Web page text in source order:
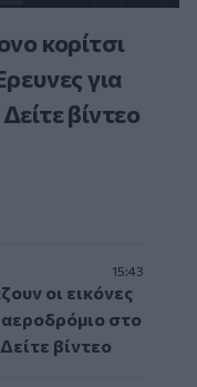
κορίτσι
για
βίντεο
15:43
οι εικόνες
στο
βίντεο